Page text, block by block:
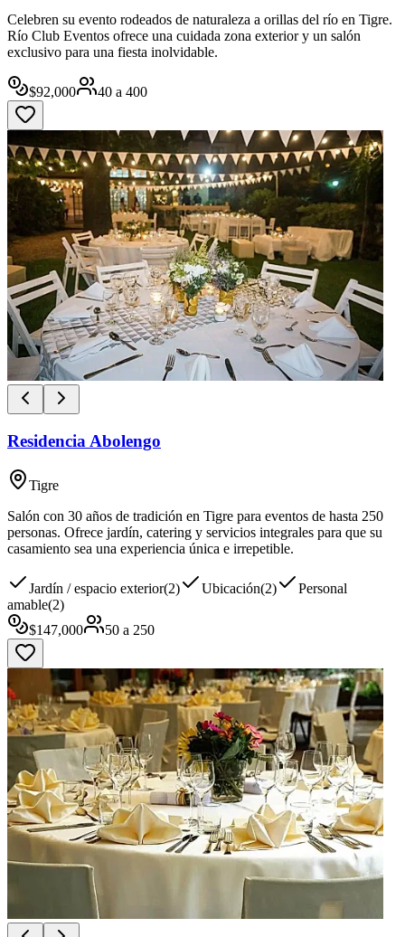
Celebren su evento rodeados de naturaleza a orillas del río en Tigre.
Río Club Eventos ofrece una cuidada zona exterior y un salón
exclusivo para una fiesta inolvidable.
$92,000 40 a 400
Residencia Abolengo
Tigre
Salón con 30 años de tradición en Tigre para eventos de hasta 250
personas. Ofrece jardín, catering y servicios integrales para que su
casamiento sea una experiencia única e irrepetible.
Jardín / espacio exterior(2) Ubicación(2)
Personal
amable(2)
$147,000 50 a 250